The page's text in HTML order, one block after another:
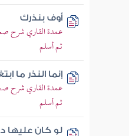
أوف بنذرك
عمدة القاري شرح
ثم أسلم
إنما النذر ما
عمدة القاري شرح
ثم أسلم
لو كان عليها